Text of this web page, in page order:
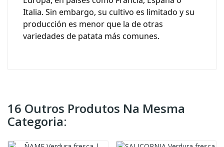
Italia. Sin embargo, su cultivo es limitado y su
producción es menor que la de otras
variedades de patata más comunes.
16 Outros Produtos Na Mesma
Categoria: